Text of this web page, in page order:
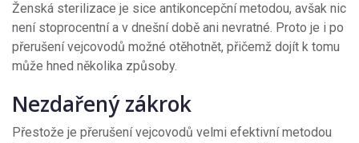
Ženská sterilizace je sice antikoncepční metodou, avšak nic
není stoprocentní a v dnešní době ani nevratné. Proto je i po
přerušení vejcovodů možné otěhotnět, přičemž dojít k tomu
může hned několika způsoby.
Nezdařený zákrok
Přestože je přerušení vejcovodů velmi efektivní metodou